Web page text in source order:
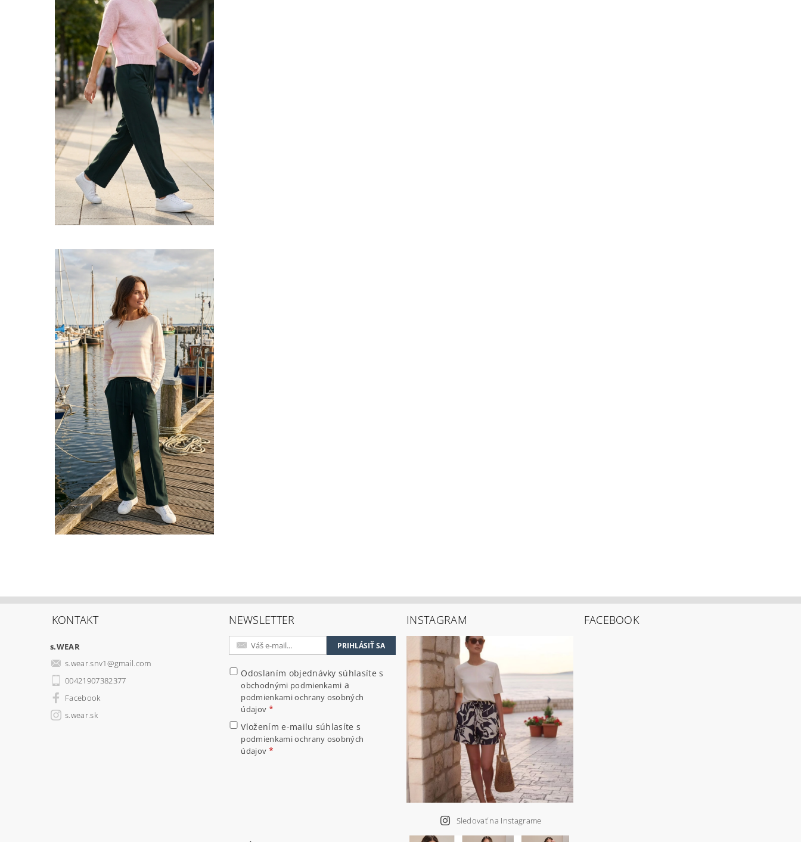
KONTAKT
s.WEAR
s.wear.snv1@gmail.com
00421907382377
Facebook
s.wear.sk
NEWSLETTER
Odoslaním objednávky súhlasíte s
obchodnými podmienkami a
podmienkami ochrany osobných
údajov
Vložením e-mailu súhlasíte s
podmienkami ochrany osobných
údajov
INSTAGRAM
Sledovať na Instagrame
FACEBOOK